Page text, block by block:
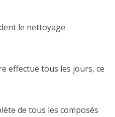
le nettoyage
effectué tous les jours, ce
de tous les composés